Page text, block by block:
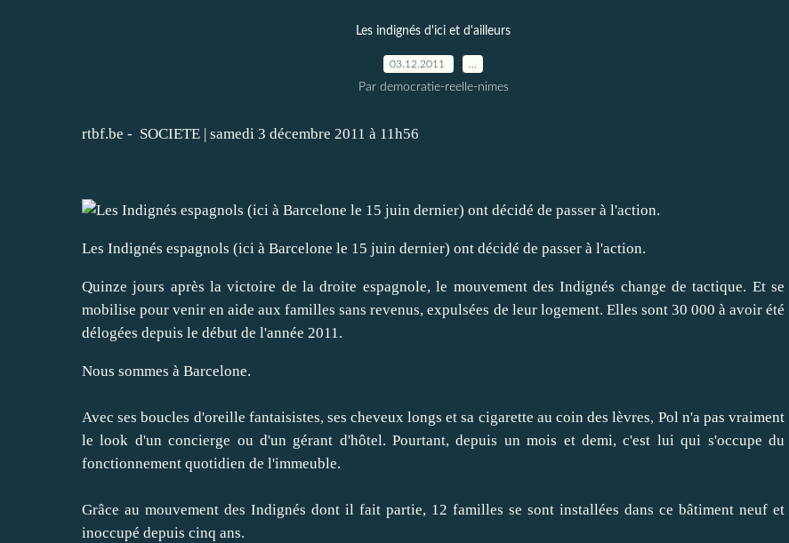
Les indignés d'ici et d'ailleurs
03.12.2011
Par democratie-reelle-nimes
rtbf.be - SOCIETE | samedi 3 décembre 2011 à 11h56
Les Indignés espagnols (ici à Barcelone le 15 juin dernier) ont décidé de passer à l'action.
Quinze jours après la victoire de la droite espagnole, le mouvement des Indignés change de tactique. Et se
mobilise pour venir en aide aux familles sans revenus, expulsées de leur logement. Elles sont 30 000 à avoir été
délogées depuis le début de l'année 2011.
Nous sommes à Barcelone.
Avec ses boucles d'oreille fantaisistes, ses cheveux longs et sa cigarette au coin des lèvres, Pol n'a pas vraiment
le look d'un concierge ou d'un gérant d'hôtel. Pourtant, depuis un mois et demi, c'est lui qui s'occupe du
fonctionnement quotidien de l'immeuble.
Grâce au mouvement des Indignés dont il fait partie, 12 familles se sont installées dans ce bâtiment neuf et
inoccupé depuis cinq ans.